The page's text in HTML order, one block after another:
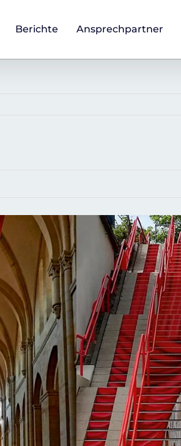
Berichte Ansprechpartner